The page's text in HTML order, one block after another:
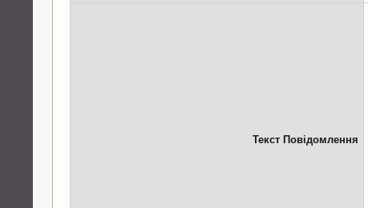
Текст Повідомлення